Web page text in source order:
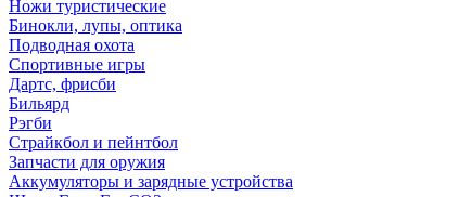
Ножи туристические
Бинокли, лупы, оптика
Подводная охота
Спортивные игры
Дартс, фрисби
Бильярд
Рэгби
Страйкбол и пейнтбол
Запчасти для оружия
Аккумуляторы и зарядные устройства